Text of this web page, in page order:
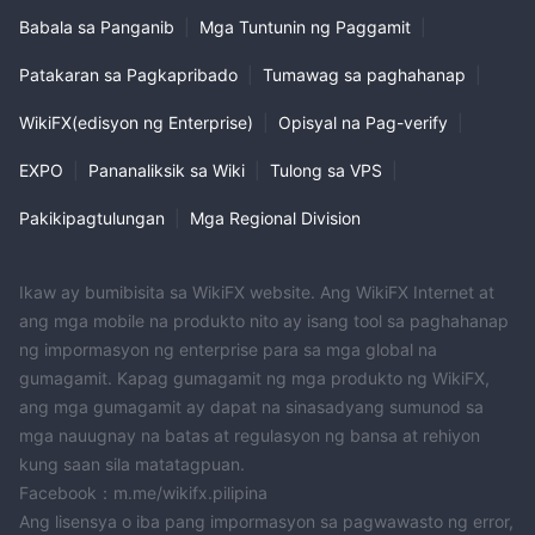
Babala sa Panganib Mga Tuntunin ng Paggamit
Patakaran sa Pagkapribado Tumawag sa paghahanap
WikiFX(edisyon ng Enterprise) Opisyal na Pag-verify
EXPO Pananaliksik sa Wiki Tulong sa VPS
Pakikipagtulungan Mga Regional Division
Ikaw ay bumibisita sa WikiFX website. Ang WikiFX Internet at
ang mga mobile na produkto nito ay isang tool sa paghahanap
ng impormasyon ng enterprise para sa mga global na
gumagamit. Kapag gumagamit ng mga produkto ng WikiFX,
ang mga gumagamit ay dapat na sinasadyang sumunod sa
mga nauugnay na batas at regulasyon ng bansa at rehiyon
kung saan sila matatagpuan.
Facebook：m.me/wikifx.pilipina
Ang lisensya o iba pang impormasyon sa pagwawasto ng error,